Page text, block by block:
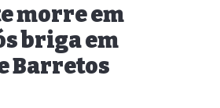
morre em
briga em
Barretos